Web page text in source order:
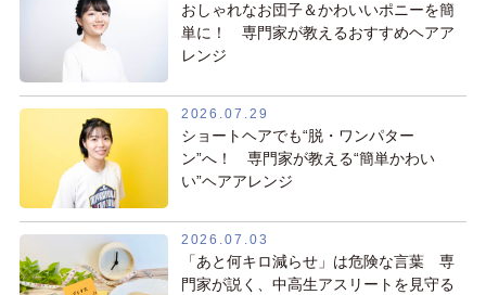
おしゃれなお団子＆かわいいポニーを簡
単に！ 専門家が教えるおすすめヘアア
レンジ
2026.07.29
ショートヘアでも“脱・ワンパター
ン”へ！ 専門家が教える“簡単かわい
い”ヘアアレンジ
2026.07.03
「あと何キロ減らせ」は危険な言葉 専
門家が説く、中高生アスリートを見守る